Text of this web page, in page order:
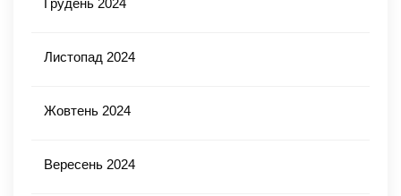
Листопад 2024
Жовтень 2024
Вересень 2024